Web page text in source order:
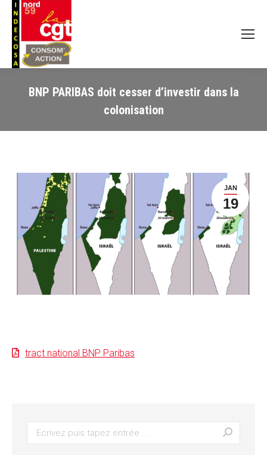
BNP PARIBAS doit cesser d’investir dans la
colonisation
JAN
19
tract national BNP Paribas
Recherche
: